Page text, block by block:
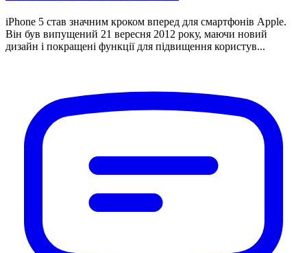
iPhone 5 став значним кроком вперед для смартфонів Apple.
Він був випущений 21 вересня 2012 року, маючи новий
дизайн і покращені функції для підвищення користув...